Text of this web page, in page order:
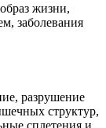
жизни,
заболевания
разрушение
структур,
сплетения и